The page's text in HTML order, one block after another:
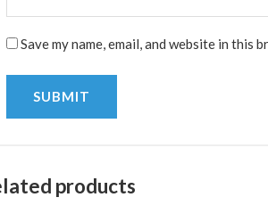
Save my name, email, and website in this
products